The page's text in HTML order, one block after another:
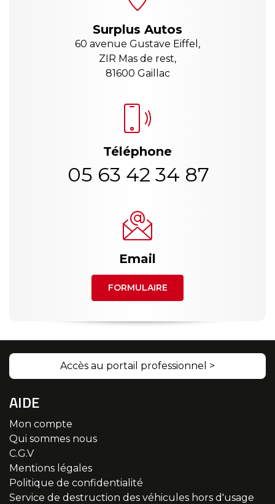
Surplus Autos
60 avenue Gustave Eiffel,
ZIR Mas de rest,
81600 Gaillac
Téléphone
05 63 42 34 87
Email
FORMULAIRE
Accès au portail professionnel >
AIDE
Mon compte
Qui sommes nous
C.G.V
Mentions légales
Politique de confidentialité
Service de destruction des véhicules hors d'usage